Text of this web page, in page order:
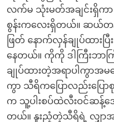
လက်မ သုံးမတ်အချင်းရှိက
စွန်းကလေးရှိတယ်။ ဆယ်တ
ဖြတ် နောက်လှန်ချုပ်ထားပ
နေတယ်။ ကိုကို ဒါကြီးဘာ
ချုပ်ထားတဲ့အရာပါကွာ
ကွာ သီရိကပြောလည်းပြ
က သူ့ပါးစပ်ထဲလီးဝင်ဆန့်
တယ်။ နူးညံ့တဲ့သီရိရဲ့ လျှာအ